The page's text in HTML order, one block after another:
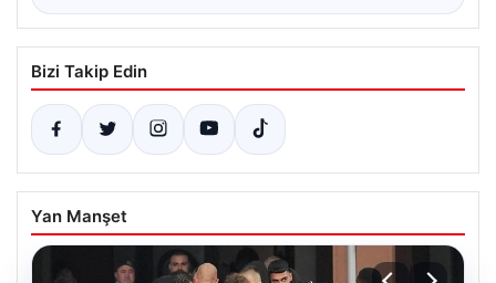
Bizi Takip Edin
Yan Manşet